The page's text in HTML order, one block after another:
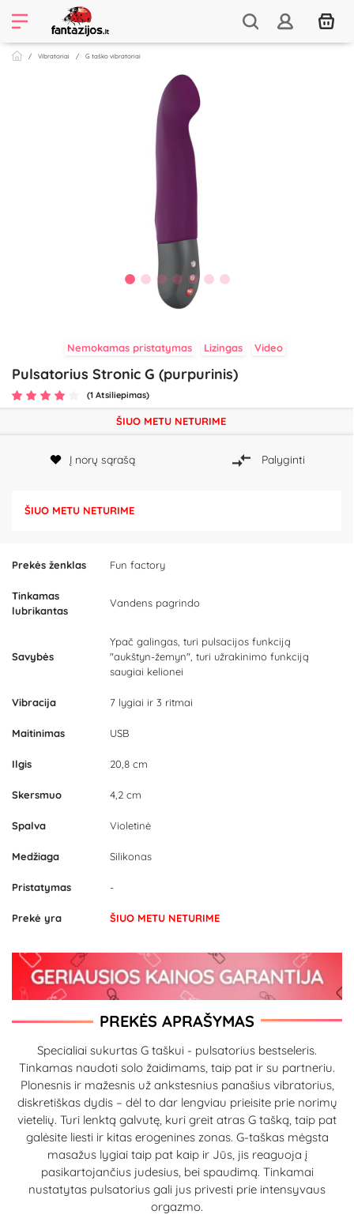
Vibratoriai G taško vibratoriai
Nemokamas pristatymas Lizingas Video
Pulsatorius Stronic G (purpurinis)
(1 Atsiliepimas)
Prekės ženklas Fun factory
Tinkamas
lubrikantas
Vandens pagrindo
Savybės
Ypač galingas, turi pulsacijos funkciją
"aukštyn-žemyn", turi užrakinimo funkciją
saugiai kelionei
Vibracija 7 lygiai ir 3 ritmai
Maitinimas USB
Ilgis 20,8 cm
Skersmuo 4,2 cm
Spalva Violetinė
Medžiaga Silikonas
Pristatymas -
Prekė yra ŠIUO METU NETURIME
ŠIUO METU NETURIME
Į norų sąrašą Palyginti
ŠIUO METU NETURIME
PREKĖS APRAŠYMAS
Specialiai sukurtas G taškui - pulsatorius bestseleris.
Tinkamas naudoti solo žaidimams, taip pat ir su partneriu.
Plonesnis ir mažesnis už ankstesnius panašius vibratorius,
diskretiškas dydis – dėl to dar lengviau prieisite prie norimų
vietelių. Turi lenktą galvutę, kuri greit atras G tašką, taip pat
galėsite liesti ir kitas erogenines zonas. G-taškas mėgsta
masažus lygiai taip pat kaip ir Jūs, jis reaguoja į
pasikartojančius judesius, bei spaudimą. Tinkamai
nustatytas pulsatorius gali jus privesti prie intensyvaus
orgazmo.